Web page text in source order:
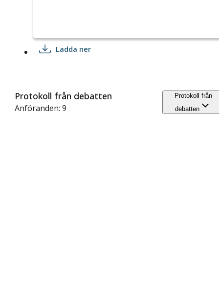
Ladda ner
Protokoll från debatten
Anföranden: 9
Protokoll från
debatten